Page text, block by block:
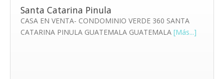
Santa Catarina Pinula
CASA EN VENTA- CONDOMINIO VERDE 360 SANTA
CATARINA PINULA GUATEMALA GUATEMALA [Más...]